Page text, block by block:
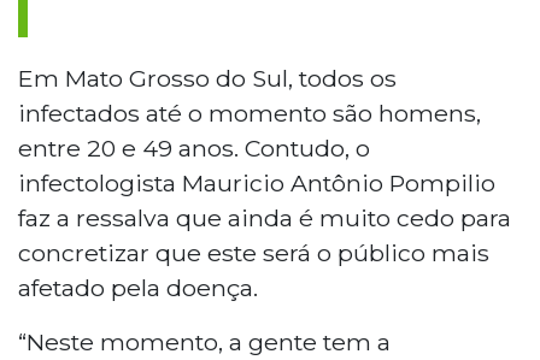
Em Mato Grosso do Sul, todos os
infectados até o momento são homens,
entre 20 e 49 anos. Contudo, o
infectologista Mauricio Antônio Pompilio
faz a ressalva que ainda é muito cedo para
concretizar que este será o público mais
afetado pela doença.
“Neste momento, a gente tem a